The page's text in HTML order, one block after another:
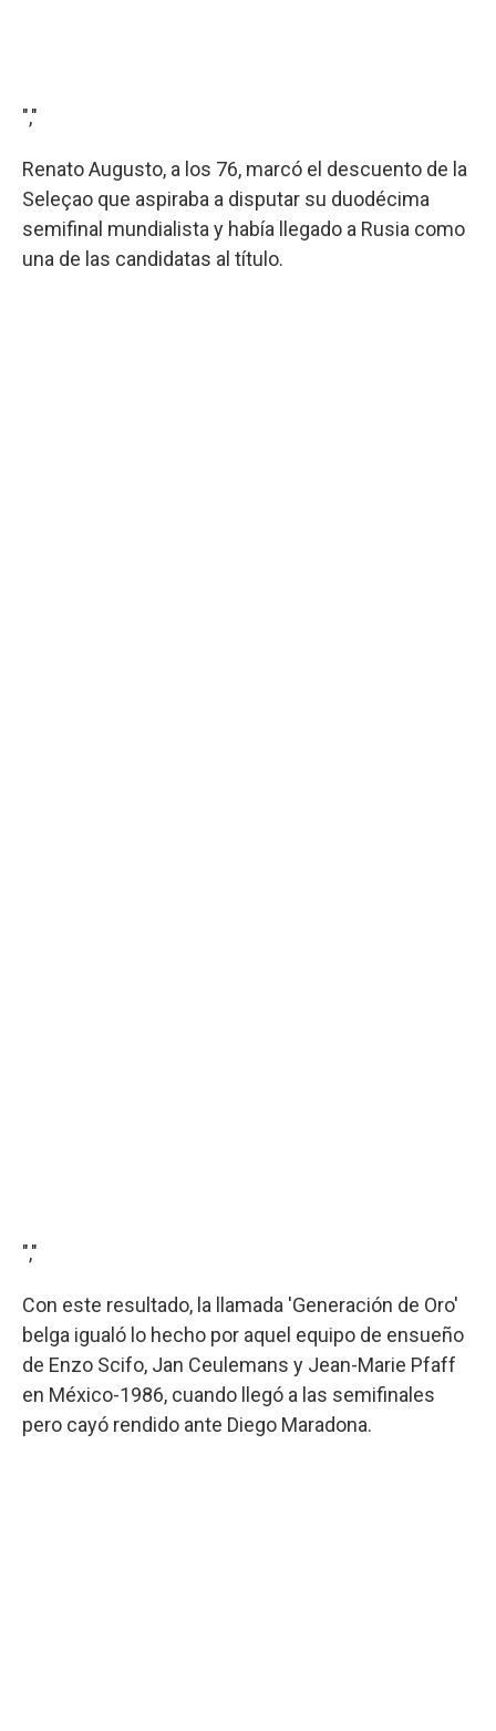
","
Renato Augusto, a los 76, marcó el descuento de la
Seleçao que aspiraba a disputar su duodécima
semifinal mundialista y había llegado a Rusia como
una de las candidatas al título.
","
Con este resultado, la llamada 'Generación de Oro'
belga igualó lo hecho por aquel equipo de ensueño
de Enzo Scifo, Jan Ceulemans y Jean-Marie Pfaff
en México-1986, cuando llegó a las semifinales
pero cayó rendido ante Diego Maradona.